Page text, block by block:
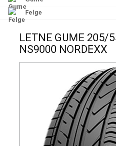
Katalog rezervnih dijelova
Felge
LETNE GUME 205/
NS9000 NORDEXX